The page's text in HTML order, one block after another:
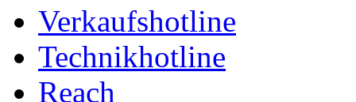
Verkaufshotline
Technikhotline
Reach